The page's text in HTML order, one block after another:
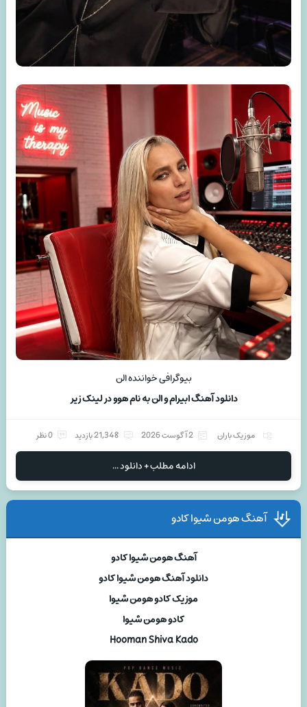
بیوگرافی خواننده الن
دانلود آهنگ ابیرام و الن به نام هوو در لینک زیر
موزیک باران 2 آگوست 2026 21,348 بازدید 0 نظر
ادامه مطلب + دانلود ...
آهنگ هومن شیوا کادو
آهنگ هومن شیوا کادو
دانلود آهنگ هومن شیوا کادو
موزیک کادو هومن شیوا
کادو هومن شیوا
Hooman Shiva Kado